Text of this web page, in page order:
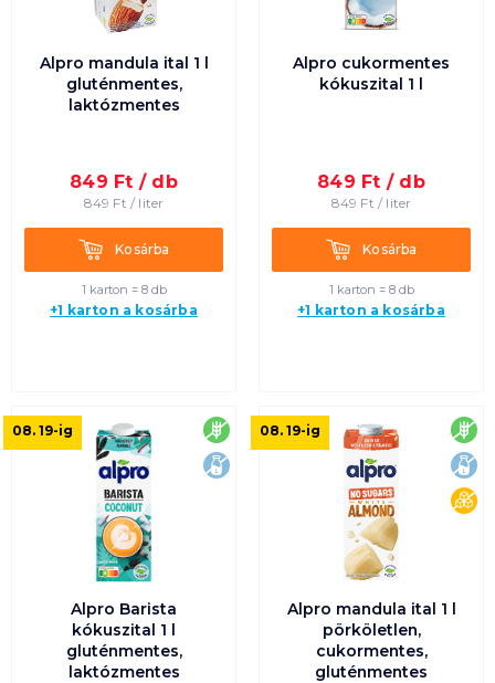
Alpro mandula ital 1 l
gluténmentes,
laktózmentes
849 Ft / db
849 Ft / liter
KosárbaKosárba
1 karton = 8 db
+1 karton a kosárba
Alpro cukormentes
kókuszital 1 l
849 Ft / db
849 Ft / liter
KosárbaKosárba
1 karton = 8 db
+1 karton a kosárba
gluténmentes
laktózmentes
Alpro Barista
kókuszital 1 l
gluténmentes,
laktózmentes
08. 19-ig
Alpro mandula ital 1 l
pörköletlen,
cukormentes,
gluténmentes
08. 19-ig